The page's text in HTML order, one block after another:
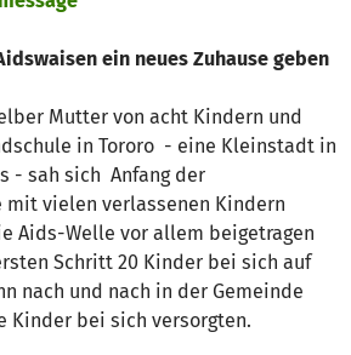
ein neues Zuhause geben
Mutter von acht Kindern und
in Tororo - eine Kleinstadt in
- sah sich Anfang der
mit vielen verlassenen Kindern
Aids-Welle vor allem beigetragen
Schritt 20 Kinder bei sich auf
nach und nach in der Gemeinde
Kinder bei sich versorgten.